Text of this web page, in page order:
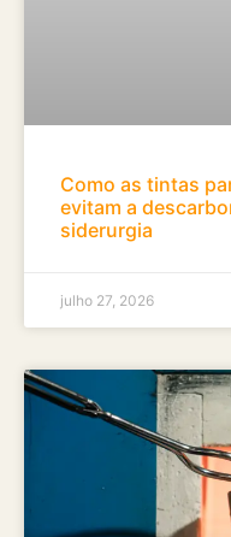
Como as tintas
evitam a
siderurgia
julho 27, 2026